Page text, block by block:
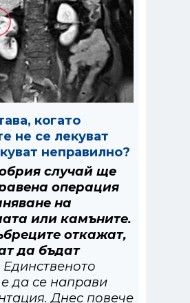
когато
не се лекуват
неправилно?
случай ще
операция
на
или камъните.
откажат,
да бъдат
Единственото
да се направи
Днес повече